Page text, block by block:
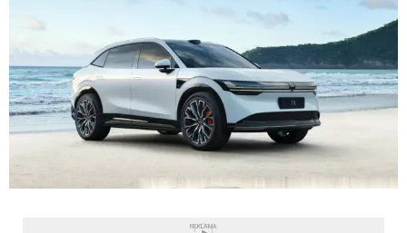
REKLAMA